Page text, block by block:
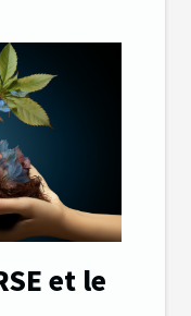
et le